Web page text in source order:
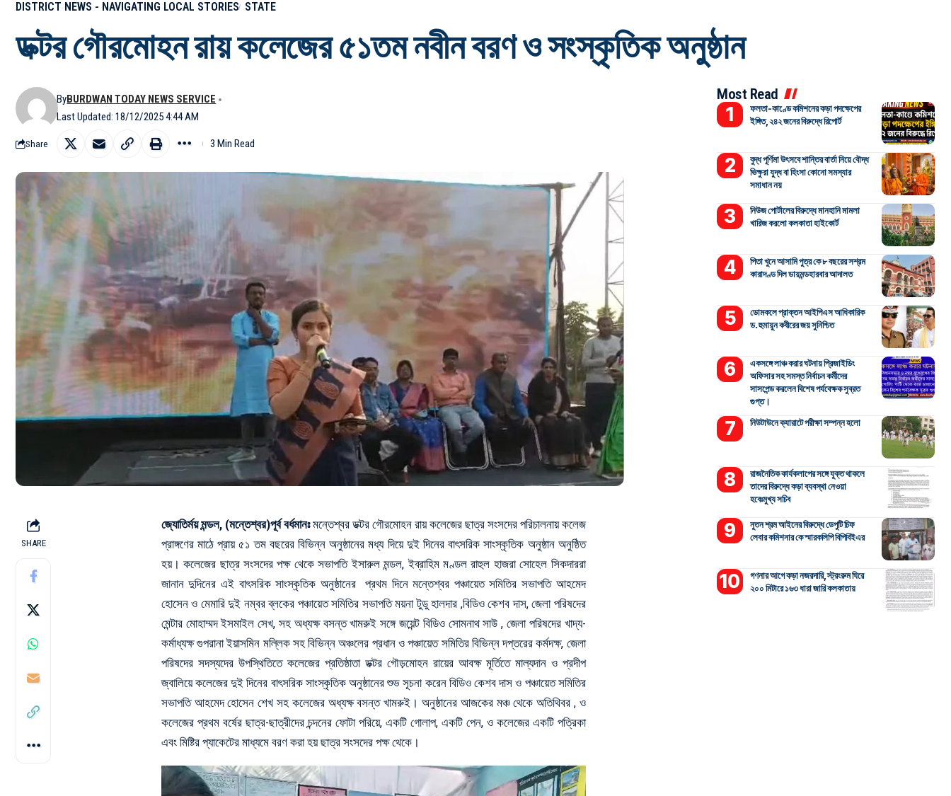
DISTRICT NEWS - NAVIGATING LOCAL STORIES STATE
ডক্টর গৌরমোহন রায় কলেজের ৫১তম নবীন বরণ ও সংস্কৃতিক অনুষ্ঠান
Last Updated: 18/12/2025 4:44 AM
ByBURDWAN TODAY NEWS SERVICE
Share 3 Min Read
SHARE
জ্যোতির্ময় মন্ডল, (মন্তেশ্বর)পূর্ব বর্ধমানঃমন্তেশ্বর ডক্টর গৌরমোহন রায় কলেজের ছাত্র সংসদের পরিচালনায় কলেজ
প্রাঙ্গণের মাঠে প্রায় ৫১ তম বছরের বিভিন্ন অনুষ্ঠানের মধ্য দিয়ে দুই দিনের বাৎসরিক সাংস্কৃতিক অনুষ্ঠান অনুষ্ঠিত
হয়। কলেজের ছাত্র সংসদের পক্ষ থেকে সভাপতি ইসারুল মন্ডল, ইব্রাহিম মণ্ডল রাহুল হাজরা সোহেল সিকদাররা
জানান দুদিনের এই বাৎসরিক সাংস্কৃতিক অনুষ্ঠানের প্রথম দিনে মন্তেশ্বর পঞ্চায়েত সমিতির সভাপতি আহমেদ
হোসেন ও মেমারি দুই নম্বর ব্লকের পঞ্চায়েত সমিতির সভাপতি ময়না টুডু হালদার ,বিডিও কেশব দাস,জেলা পরিষদের
মেন্টার মোহাম্মদ ইসমাইল সেখ, সহ অধ্যক্ষ বসন্ত খামরুই সঙ্গে জয়েন্ট বিডিও সোমনাথ সাউ , জেলা পরিষদের খাদ্য-
কর্মাধ্যক্ষ গুপরানা ইয়াসমিন মল্লিক সহ বিভিন্ন অঞ্চলের প্রধান ও পঞ্চায়েতসমিতির বিভিন্ন দপ্তরের কর্মদক্ষ, জেলা
পরিষদের সদস্যদের উপস্থিতিতে কলেজের প্রতিষ্ঠাতা ডক্টর গৌড়মোহন রায়ের আবক্ষ মূর্তিতে মাল্যদান ও প্রদীপ
জ্বালিয়ে কলেজের দুই দিনের বাৎসরিক সাংস্কৃতিক অনুষ্ঠানের শুভ সূচনা করেন বিডিও কেশব দাস ও পঞ্চায়েত সমিতির
সভাপতি আহমেদ হোসেন শেখ সহ কলেজের অধ্যক্ষ বসন্ত খামরুই। অনুষ্ঠানের আজকের মঞ্চ থেকে অতিথিবর , ও
কলেজের প্রথম বর্ষের ছাত্র-ছাত্রীদের চন্দনের ফোটা পরিয়ে, একটি গোলাপ, একটি পেন, ও কলেজের একটি পত্রিকা
এবং মিষ্টির প্যাকেটের মাধ্যমে বরণ করা হয় ছাত্র সংসদের পক্ষ থেকে।
Most Read
ফলতা-কাণ্ডে কমিশনের কড়া পদক্ষেপের
ইঙ্গিত, ২৪২ জনের বিরুদ্ধে রিপোর্ট
বুদ্ধ পূর্ণিমা উৎসবে শান্তির বার্তা নিয়ে বৌদ্ধ
ভিক্ষুরা যুদ্ধ বা হিংসা কোনো সমস্যার
সমাধান নয়
নিউজ পোর্টালের বিরুদ্ধে মানহানি মামলা
খারিজ করলো কলকাতা হাইকোর্ট
পিতা খুনে আসামি পুত্র কে ৮ বছরের সশ্রম
কারাদণ্ড দিল ডায়মন্ডহারবার আদালত
ডোমকলে প্রাক্তন আইপিএস আধিকারিক
ড. হুমায়ুন কবীরের জয় সুনিশ্চিত
একসঙ্গে লাঞ্চ করার ঘটনায় প্রিজাইডিং
অফিসার সহ সমস্ত নির্বাচন কর্মীদের
সাসপেন্ড করলেন বিশেষ পর্যবেক্ষক সুব্রত
গুপ্ত।
নিউটাউনে ক্যারাটে পরীক্ষা সম্পন্ন হলো
রাজনৈতিক কার্যকলাপের সঙ্গে যুক্ত থাকলে
তাদের বিরুদ্ধে কড়া ব্যবস্থা নেওয়া
হবেঃমুখ্য সচিব
নুতন শ্রম আইনের বিরুদ্ধে ডেপুটি চিফ
লেবার কমিশনার কে স্মারকলিপি বিপিবিইএর
গণনার আগে কড়া নজরদারি, স্ট্রংরুম ঘিরে
২০০ মিটারে ১৬৩ ধারা জারি কলকাতায়